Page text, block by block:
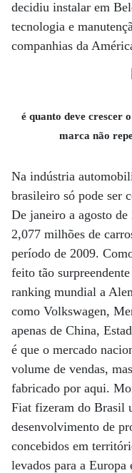
decidiu instalar em
tecnologia e
companhias da
é quanto deve crescer
marca não
Na indústria
brasileiro só pode ser
De janeiro a agosto
2,077 milhões de
período de 2009.
feito tão
ranking mundial a
como Volkswagen,
apenas de China,
é que o mercado
volume de vendas,
fabricado por aqui.
Fiat fizeram do Brasil
desenvolvimento de
concebidos em
levados para a Europa